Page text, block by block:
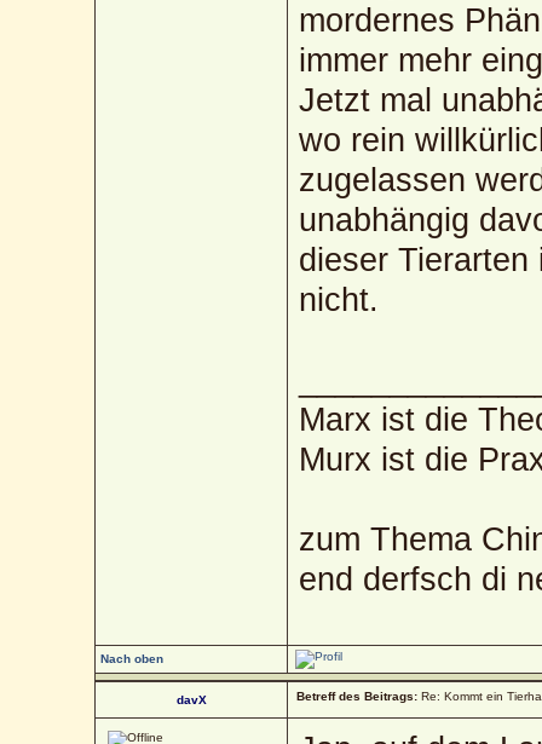
mordernes
immer mehr
Jetzt mal
wo rein
zugelassen
unabhängig
dieser
nicht.
Marx ist die
Murx ist die
zum Thema
end derfsch di
Nach oben
davX Betreff des Beitrags: Re: Kommt ein